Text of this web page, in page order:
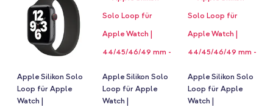
Apple Silikon Solo
Loop für Apple
Watch |
Apple Silikon Solo
Loop für Apple
Watch |
Apple Silikon Solo
Loop für Apple
Watch |